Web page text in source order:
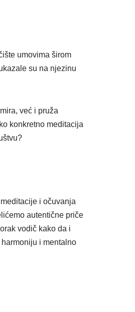
umovima širom
su na njezinu
već i pruža
konkretno meditacija
i očuvanja
autentične priče
vodič kako da i
i mentalno